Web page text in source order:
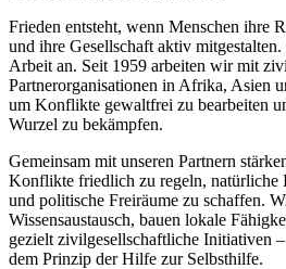
Frieden entsteht, wenn Menschen ihre
und ihre Gesellschaft aktiv mitgestalten.
Arbeit an. Seit 1959 arbeiten wir mit
Partnerorganisationen in Afrika, Asien
um Konflikte gewaltfrei zu bearbeiten
Wurzel zu bekämpfen.
Gemeinsam mit unseren Partnern
Konflikte friedlich zu regeln, natürliche
und politische Freiräume zu schaffen.
Wissensaustausch, bauen lokale
gezielt zivilgesellschaftliche Initiativen
dem Prinzip der Hilfe zur Selbsthilfe.